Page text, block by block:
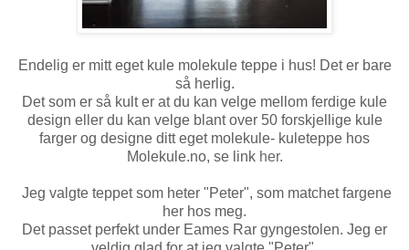
Endelig er mitt eget kule molekule teppe i hus! Det er bare
så herlig.
Det som er så kult er at du kan velge mellom ferdige kule
design eller du kan velge blant over 50 forskjellige kule
farger og designe ditt eget molekule- kuleteppe hos
Molekule.no, se link her.
Jeg valgte teppet som heter "Peter", som matchet fargene
her hos meg.
Det passet perfekt under Eames Rar gyngestolen. Jeg er